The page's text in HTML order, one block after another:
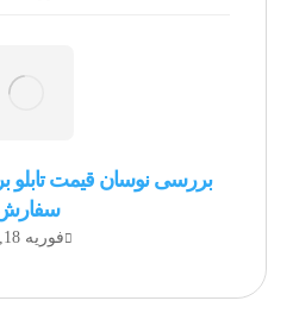
بررسی نوسان قیمت تابلو
فوریه 18, 2026